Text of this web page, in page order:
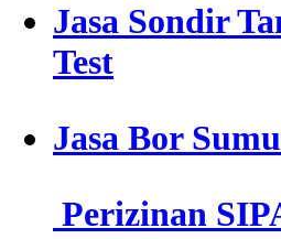
Jasa Sondir
Test
Jasa Bor
Perizinan